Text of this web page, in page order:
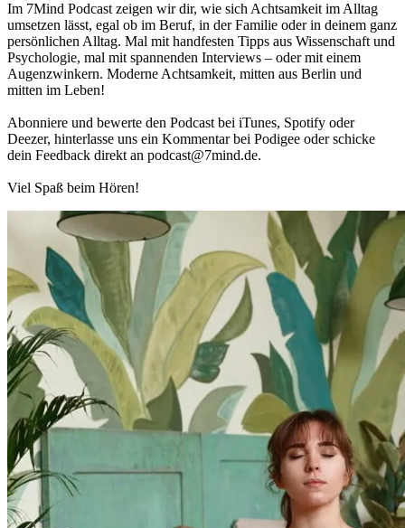
Im 7Mind Pod­cast zeigen wir dir, wie sich Acht­sam­keit im Alltag
umset­zen lässt, egal ob im Beruf, in der Fami­lie oder in deinem ganz
per­sön­li­chen Alltag. Mal mit hand­fes­ten Tipps aus Wis­sen­schaft und
Psy­cho­lo­gie, mal mit spannenden Interviews – oder mit einem
Augen­zwin­kern. Moderne Acht­sam­keit, mitten aus Berlin und
mitten im Leben!
Abon­niere und bewerte den Pod­cast bei iTunes, Spo­tify oder
Deezer, hin­ter­lasse uns ein Kom­men­tar bei Podigee oder schi­cke
dein Feed­back direkt an podcast@​7​mind.​de.
Viel Spaß beim Hören!